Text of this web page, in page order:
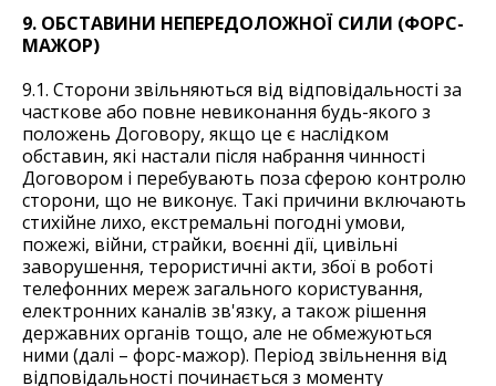
9. ОБСТАВИНИ НЕПЕРЕДОЛОЖНОЇ СИЛИ (ФОРС-
МАЖОР)
9.1. Сторони звільняються від відповідальності за
часткове або повне невиконання будь-якого з
положень Договору, якщо це є наслідком
обставин, які настали після набрання чинності
Договором і перебувають поза сферою контролю
сторони, що не виконує. Такі причини включають
стихійне лихо, екстремальні погодні умови,
пожежі, війни, страйки, воєнні дії, цивільні
заворушення, терористичні акти, збої в роботі
телефонних мереж загального користування,
електронних каналів зв'язку, а також рішення
державних органів тощо, але не обмежуються
ними (далі – форс-мажор). Період звільнення від
відповідальності починається з моменту